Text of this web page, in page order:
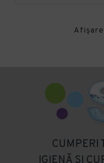
Afişare
CUMPERI
IGIENĂ SI